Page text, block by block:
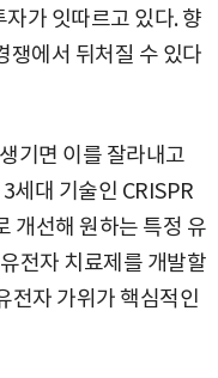
가 잇따르고 있다. 향
쟁에서 뒤처질 수 있다
기면 이를 잘라내고
세대 기술인 CRISPR
개선해 원하는 특정 유
전자 치료제를 개발할
전자 가위가 핵심적인